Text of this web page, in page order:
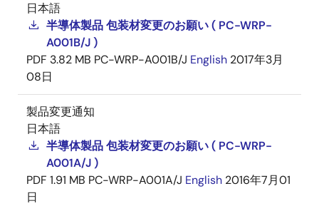
日本語
半導体製品 包装材変更のお願い ( PC-WRP-
A001B/J )
PDF 3.82 MB PC-WRP-A001B/J English 2017年3月
08日
製品変更通知
日本語
半導体製品 包装材変更のお願い ( PC-WRP-
A001A/J )
PDF 1.91 MB PC-WRP-A001A/J English 2016年7月01
日